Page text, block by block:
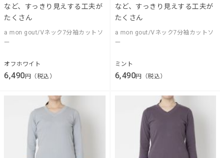
など、すっきり見えする工夫が
たくさん
a mon gout/Vネック7分袖カットソ
ー
オフホワイト
6,490 円（税込）
など、すっきり見えする工夫が
たくさん
a mon gout/Vネック7分袖カットソ
ー
ミント
6,490円（税込）